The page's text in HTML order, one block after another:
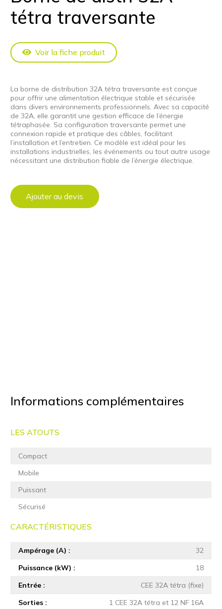
tétra traversante
Voir la fiche produit
La borne de distribution 32A tétra traversante est conçue
pour offrir une alimentation électrique stable et sécurisée
dans divers environnements professionnels. Avec sa capacité
de 32A, elle garantit une gestion efficace de l’énergie
tétraphasée. Sa configuration traversante permet une
connexion rapide et pratique des câbles, facilitant
l’installation et l’entretien. Ce modèle est idéal pour les
installations industrielles, les événements ou tout autre usage
nécessitant une distribution fiable de l’énergie électrique.
Ajouter au devis
Informations complémentaires
LES ATOUTS
Compact
Mobile
Puissant
Sécurisé
CARACTÉRISTIQUES
Ampérage (A)
32
Puissance (kW)
18
Entrée
CEE 32A tétra (fixe)
Sorties
1 CEE 32A tétra et 12 NF 16A